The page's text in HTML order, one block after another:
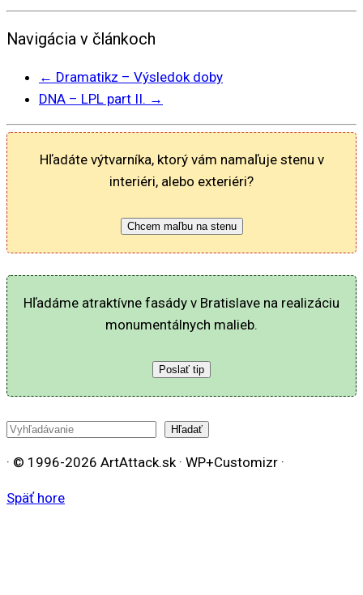
Navigácia v článkoch
← Dramatikz – Výsledok doby
DNA – LPL part II. →
Hľadáte výtvarníka, ktorý vám namaľuje stenu v
interiéri, alebo exteriéri?
Chcem maľbu na stenu
Hľadáme atraktívne fasády v Bratislave na realizáciu
monumentálnych malieb.
Poslať tip
Hľadať Hľadať
· © 1996-2026 ArtAttack.sk · WP+Customizr ·
Späť hore